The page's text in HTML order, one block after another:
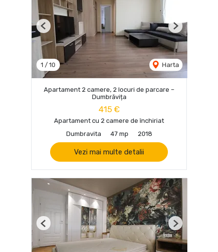
1 / 10 Harta
Previous Next
Apartament 2 camere, 2 locuri de parcare –
Dumbrăvița
415 €
Apartament cu 2 camere de închiriat
Dumbravita
47 mp 2018
Vezi mai multe detalii
Previous Next